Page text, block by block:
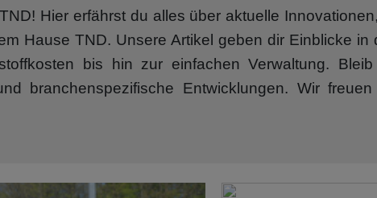
Hier erfährst du alles über aktuelle
Hause TND. Unsere Artikel geben dir Einblicke
bis hin zur einfachen Verwaltung.
branchenspezifische Entwicklungen. Wir